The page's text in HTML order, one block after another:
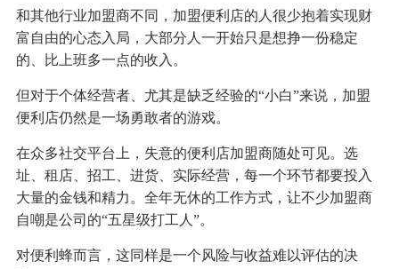
和其他行业加盟商不同，加盟便利店的人很少抱着实现财
富自由的心态入局，大部分人一开始只是想挣一份稳定
的、比上班多一点的收入。
但对于个体经营者、尤其是缺乏经验的“小白”来说，加盟
便利店仍然是一场勇敢者的游戏。
在众多社交平台上，失意的便利店加盟商随处可见。选
址、租店、招工、进货、实际经营，每一个环节都要投入
大量的金钱和精力。全年无休的工作方式，让不少加盟商
自嘲是公司的“五星级打工人”。
对便利蜂而言，这同样是一个风险与收益难以评估的决